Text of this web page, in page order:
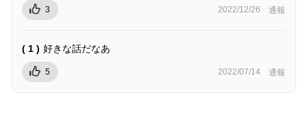
3 2022/12/26 通報
( 1 ) 好きな話だなあ
5 2022/07/14 通報